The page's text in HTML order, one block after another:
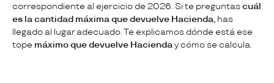
correspondiente al ejercicio de 2026. Si te preguntascuál
es la cantidad máxima que devuelve Hacienda, has
llegado al lugar adecuado. Te explicamos dónde está ese
tope máximo que devuelve Hacienday cómo se calcula.